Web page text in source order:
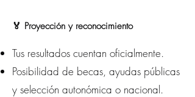
🏅 Proyección y reconocimiento
Tus resultados cuentan oficialmente.
Posibilidad de becas, ayudas públicas
y selección autonómica o nacional.